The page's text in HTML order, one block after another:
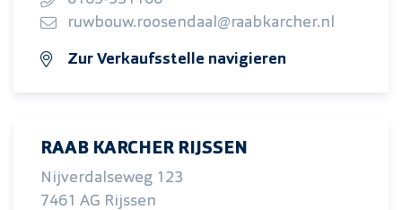
ruwbouw.roosendaal@raabkarcher.nl
Zur Verkaufsstelle navigieren
RAAB KARCHER RIJSSEN
Nijverdalseweg 123
7461 AG Rijssen